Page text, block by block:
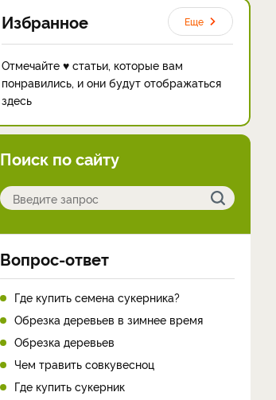
Избранное Еще
Отмечайте ♥ статьи, которые вам
понравились, и они будут отображаться
здесь
Поиск по сайту
Вопрос-ответ
Где купить семена сукерника?
Обрезка деревьев в зимнее время
Обрезка деревьев
Чем травить совкувесноц
Где купить сукерник